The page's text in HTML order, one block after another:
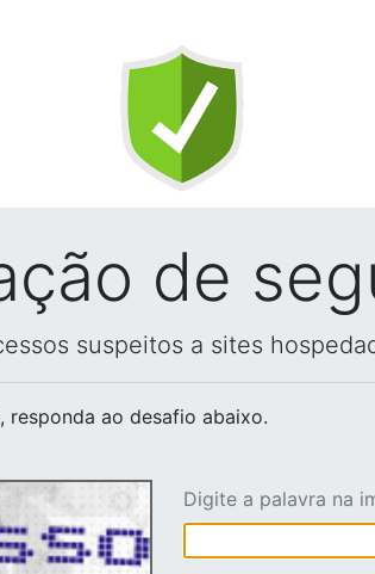
de
suspeitos a sites
, responda ao desafio abaixo.
Digite a palavra na